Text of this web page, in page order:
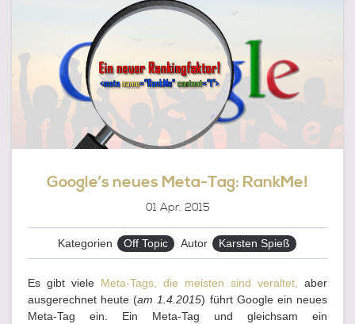
RANKBRAIN!
Google’s neues Meta-Tag: RankMe!
01 Apr. 2015
Kategorien Off Topic Autor Karsten Spieß
Es gibt viele Meta-Tags, die meisten sind veraltet, aber
ausgerechnet heute (am 1.4.2015) führt Google ein neues
Meta-Tag ein. Ein Meta-Tag und gleichsam ein